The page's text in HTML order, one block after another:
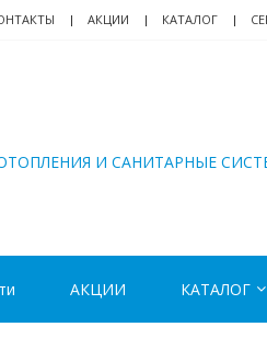
АКЦИИ КАТАЛОГ
И САНИТАРНЫЕ
АКЦИИ КАТАЛОГ